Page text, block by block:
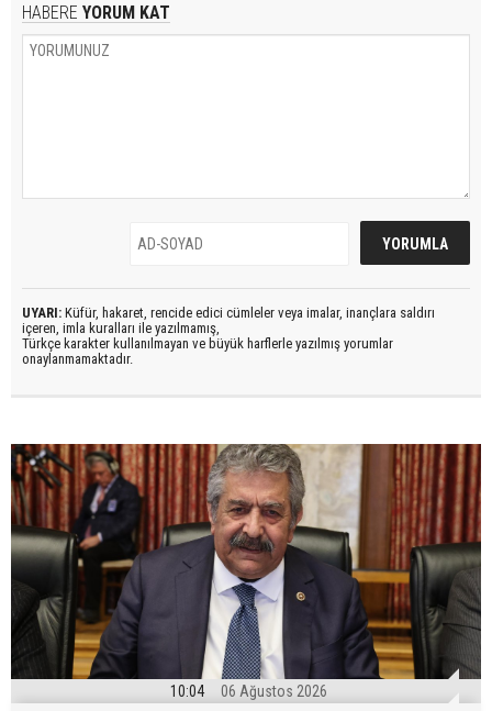
HABERE YORUM KAT
UYARI: Küfür, hakaret, rencide edici cümleler veya imalar, inançlara saldırı
içeren, imla kuralları ile yazılmamış,
Türkçe karakter kullanılmayan ve büyük harflerle yazılmış yorumlar
onaylanmamaktadır.
10:04 06 Ağustos 2026